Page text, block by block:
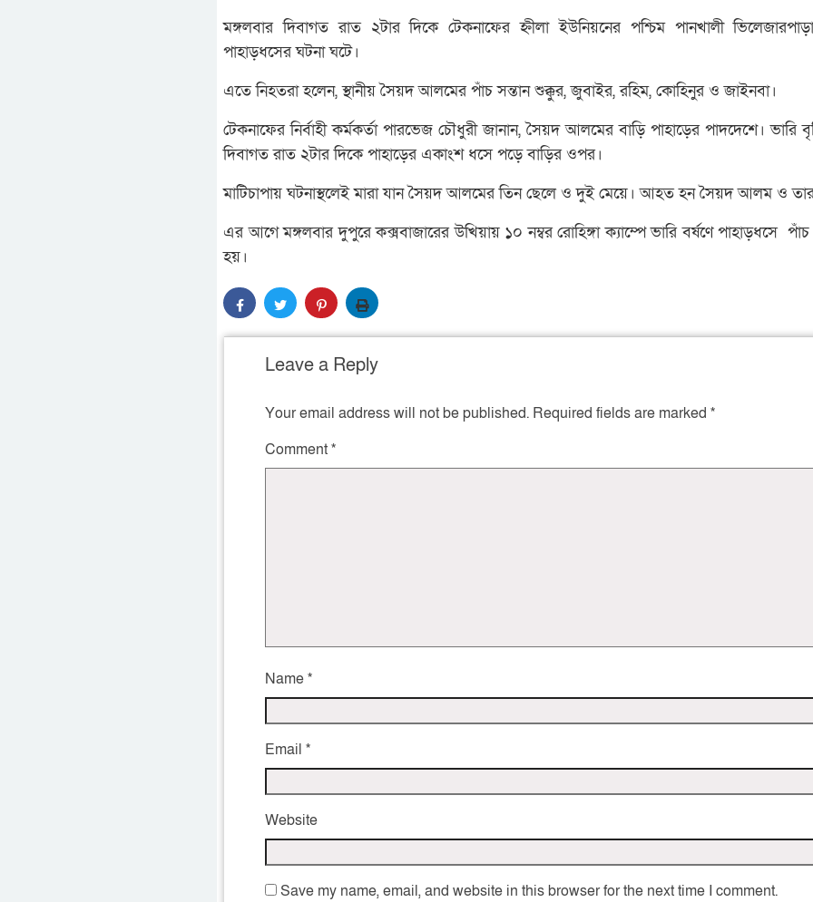
মঙ্গলবার দিবাগত রাত ২টার দিকে টেকনাফের হ্নীলা ইউনিয়নের পশ্চিম পানখালী
পাহাড়ধসের ঘটনা ঘটে।
এতে নিহতরা হলেন, স্থানীয় সৈয়দ আলমের পাঁচ সন্তান শুক্কুর, জুবাইর, রহিম, কোহিনুর ও জাইনবা।
টেকনাফের নির্বাহী কর্মকর্তা পারভেজ চৌধুরী জানান, সৈয়দ আলমের বাড়ি পাহাড়ের পাদদেশে। ভারি
দিবাগত রাত ২টার দিকে পাহাড়ের একাংশ ধসে পড়ে বাড়ির ওপর।
মাটিচাপায় ঘটনাস্থলেই মারা যান সৈয়দ আলমের তিন ছেলে ও দুই মেয়ে। আহত হন সৈয়দ আলম ও তার
এর আগে মঙ্গলবার দুপুরে কক্সবাজারের উখিয়ায় ১০ নম্বর রোহিঙ্গা ক্যাম্পে ভারি বর্ষণে পাহাড়ধসে পাঁচ
হয়।
Leave a Reply
Your email address will not be published. Required fields are marked *
Comment*
Name*
Email *
Website
Save my name, email, and website in this browser for the next time I comment.